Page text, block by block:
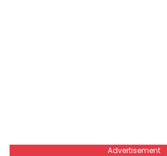
Advertisement